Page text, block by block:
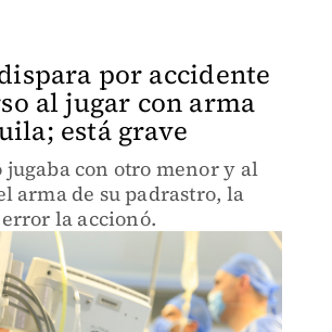
por accidente
al jugar con arma
está grave
jugaba con otro menor y al
arma de su padrastro, la
la accionó.